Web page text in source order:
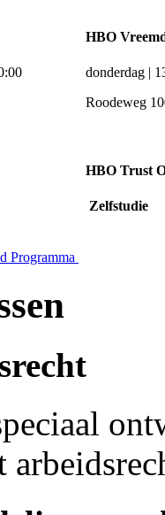
HBO
donderdag |
Roodeweg
HBO Trust
Zelfstudie
Programma